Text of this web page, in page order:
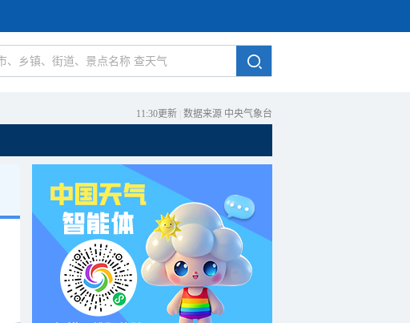
11:30更新 数据来源 中央气象台